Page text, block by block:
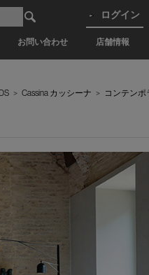
お問い合わせ 店舗情報
ログイン
> Cassina カッシーナ > コンテン